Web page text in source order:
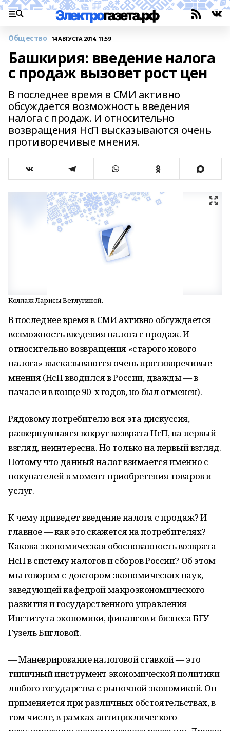
Общество 14 АВГУСТА 2014, 11:59
Башкирия: введение налога
с продаж вызовет рост цен
В последнее время в СМИ активно
обсуждается возможность введения
налога с продаж. И относительно
возвращения НсП высказываются очень
противоречивые мнения.
Коллаж Ларисы Ветлугиной.
В последнее время в СМИ активно обсуждается
возможность введения налога с продаж. И
относительно возвращения «старого нового
налога» высказываются очень противоречивые
мнения (НсП вводился в России, дважды — в
начале и в конце 90-х годов, но был отменен).
Рядовому потребителю вся эта дискуссия,
развернувшаяся вокруг возврата НсП, на первый
взгляд, неинтересна. Но только на первый взгляд.
Потому что данный налог взимается именно с
покупателей в момент приобретения товаров и
услуг.
К чему приведет введение налога с продаж? И
главное — как это скажется на потребителях?
Какова экономическая обоснованность возврата
НсП в систему налогов и сборов России? Об этом
мы говорим с доктором экономических наук,
заведующей кафедрой макроэкономического
развития и государственного управления
Института экономики, финансов и бизнеса БГУ
Гузель Бигловой.
— Маневрирование налоговой ставкой — это
типичный инструмент экономической политики
любого государства с рыночной экономикой. Он
применяется при различных обстоятельствах, в
том числе, в рамках антициклического